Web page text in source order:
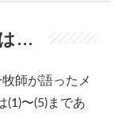
...
師が語ったメ
(1)〜(5)まであ